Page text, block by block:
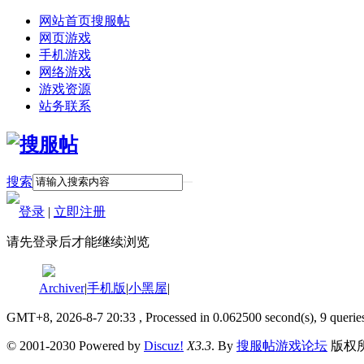
网站首页搜服帖
网页游戏
手机游戏
网络游戏
游戏资源
站务联系
搜索
登录 | 立即注册
请先登录后才能继续浏览
Archiver|手机版|小黑屋|
GMT+8, 2026-8-7 20:33 , Processed in 0.062500 second(s), 9
© 2001-2030 Powered by Discuz! X3.3. By 搜服帖游戏论坛 版权